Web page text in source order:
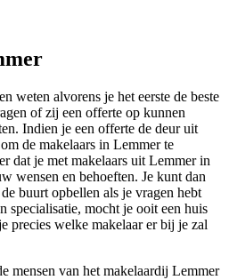
weten alvorens je het eerste de beste
of zij een offerte op kunnen
Indien je een offerte de deur uit
de makelaars in Lemmer te
dat je met makelaars uit Lemmer in
wensen en behoeften. Je kunt dan
buurt opbellen als je vragen hebt
specialisatie, mocht je ooit een huis
precies welke makelaar er bij je zal
mensen van het makelaardij Lemmer